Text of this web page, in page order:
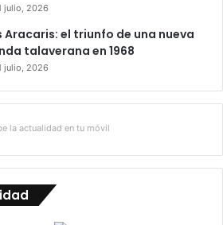
julio, 2026
Aracaris: el triunfo de una nueva
talaverana en 1968
julio, 2026
la actualidad en tu móvil